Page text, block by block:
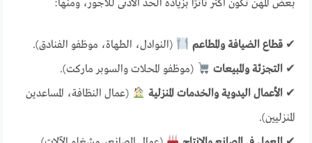
بعض المهن تكون أكثر تأثرًا بزيادة الحد الأدنى للأجور، ومنها:
✔قطاع الضيافة والمطاعم
(النوادل، الطهاة، موظفو الفنادق).
✔التجزئة والمبيعات
(موظفو المحلات والسوبر ماركت).
✔الأعمال اليدوية والخدمات المنزلية
(عمال النظافة، المساعدين
المنزليين).